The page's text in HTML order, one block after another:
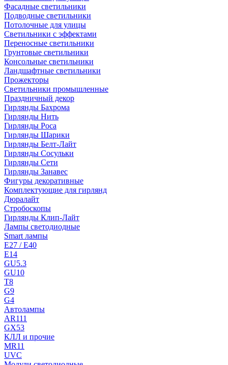
Фасадные светильники
Подводные светильники
Потолочные для улицы
Светильники с эффектами
Переносные светильники
Грунтовые светильники
Консольные светильники
Ландшафтные светильники
Прожекторы
Светильники промышленные
Праздничный декор
Гирлянды Бахрома
Гирлянды Нить
Гирлянды Роса
Гирлянды Шарики
Гирлянды Белт-Лайт
Гирлянды Сосульки
Гирлянды Сети
Гирлянды Занавес
Фигуры декоративные
Комплектующие для гирлянд
Дюралайт
Стробоскопы
Гирлянды Клип-Лайт
Лампы светодиодные
Smart лампы
E27 / E40
E14
GU5.3
GU10
T8
G9
G4
Автолампы
AR111
GX53
КЛЛ и прочие
MR11
UVC